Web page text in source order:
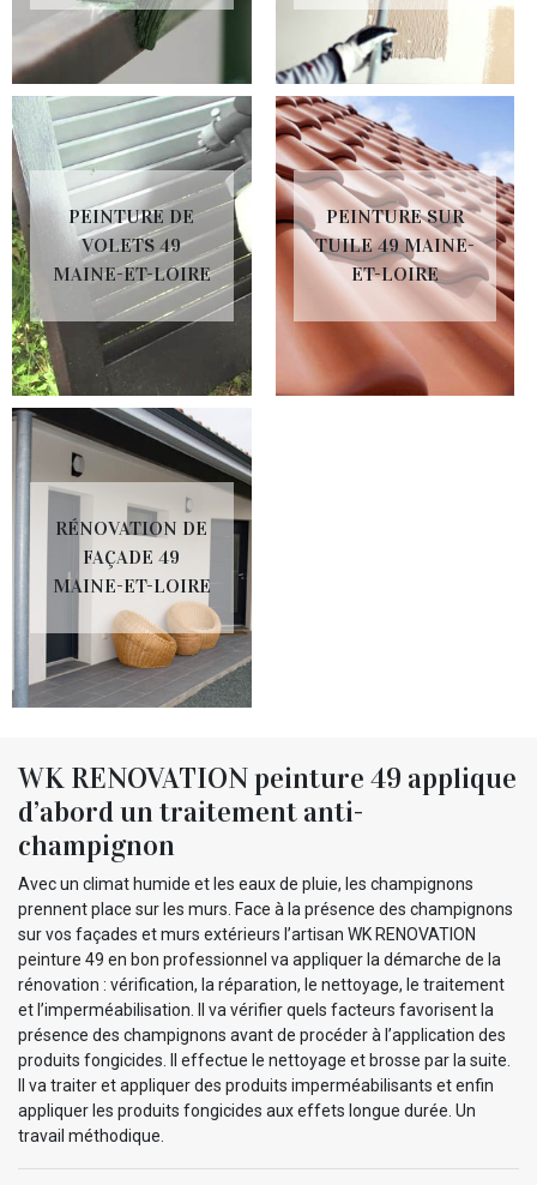
PEINTURE DE
VOLETS 49
MAINE-ET-LOIRE
PEINTURE SUR
TUILE 49 MAINE-
ET-LOIRE
RÉNOVATION DE
FAÇADE 49
MAINE-ET-LOIRE
WK RENOVATION peinture 49 applique
d’abord un traitement anti-
champignon
Avec un climat humide et les eaux de pluie, les champignons
prennent place sur les murs. Face à la présence des champignons
sur vos façades et murs extérieurs l’artisan WK RENOVATION
peinture 49 en bon professionnel va appliquer la démarche de la
rénovation : vérification, la réparation, le nettoyage, le traitement
et l’imperméabilisation. Il va vérifier quels facteurs favorisent la
présence des champignons avant de procéder à l’application des
produits fongicides. Il effectue le nettoyage et brosse par la suite.
Il va traiter et appliquer des produits imperméabilisants et enfin
appliquer les produits fongicides aux effets longue durée. Un
travail méthodique.